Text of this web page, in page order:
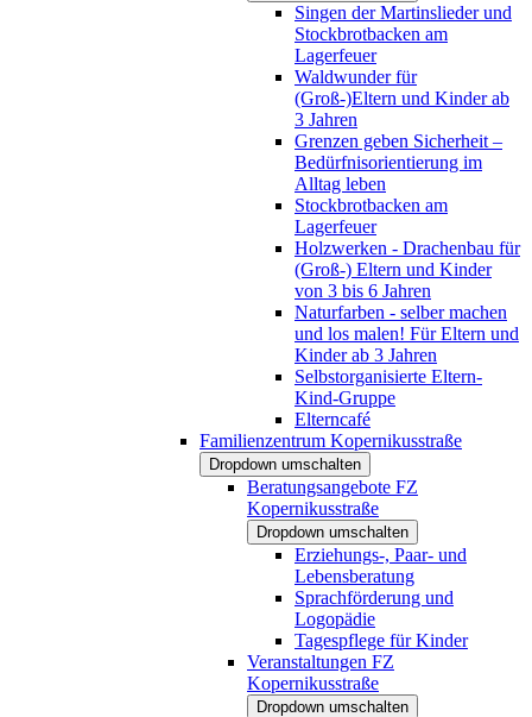
Singen der Martinslieder und
Stockbrotbacken am
Lagerfeuer
Waldwunder für
(Groß-)Eltern und Kinder ab
3 Jahren
Grenzen geben Sicherheit –
Bedürfnisorientierung im
Alltag leben
Stockbrotbacken am
Lagerfeuer
Holzwerken - Drachenbau für
(Groß-) Eltern und Kinder
von 3 bis 6 Jahren
Naturfarben - selber machen
und los malen! Für Eltern und
Kinder ab 3 Jahren
Selbstorganisierte Eltern-
Kind-Gruppe
Elterncafé
Familienzentrum Kopernikusstraße
Dropdown umschalten
Beratungsangebote FZ
Kopernikusstraße
Dropdown umschalten
Erziehungs-, Paar- und
Lebensberatung
Sprachförderung und
Logopädie
Tagespflege für Kinder
Veranstaltungen FZ
Kopernikusstraße
Dropdown umschalten